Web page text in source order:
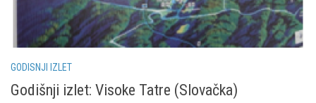
GODISNJI IZLET
Godišnji izlet: Visoke Tatre (Slovačka)